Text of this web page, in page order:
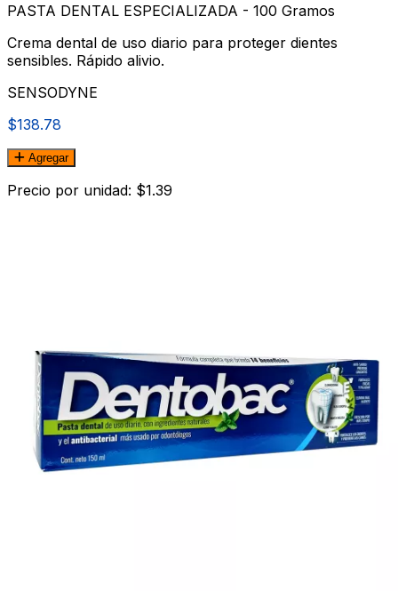
PASTA DENTAL ESPECIALIZADA - 100 Gramos
Crema dental de uso diario para proteger dientes
sensibles. Rápido alivio.
SENSODYNE
$138.78
Agregar
Precio por unidad: $1.39